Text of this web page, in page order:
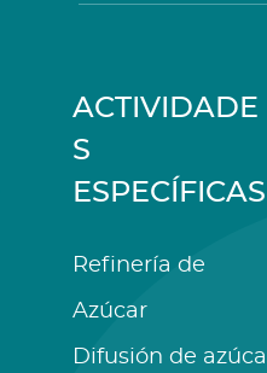
ACTIVIDADE
S
ESPECÍFICAS
Refinería de
Azúcar
Difusión de